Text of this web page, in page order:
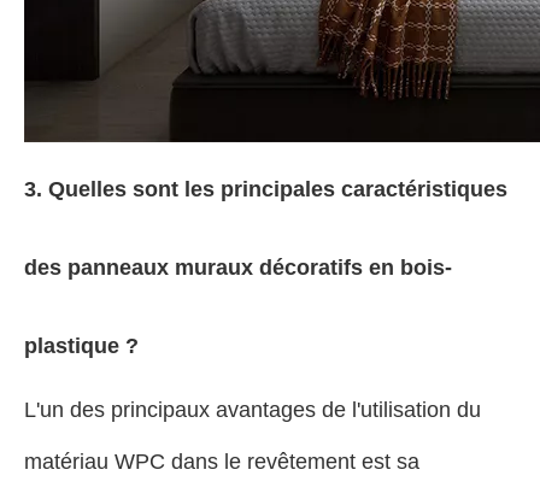
3. Quelles sont les principales caractéristiques
des panneaux muraux décoratifs en bois-
plastique ?
L'un des principaux avantages de l'utilisation du
matériau WPC dans le revêtement est sa